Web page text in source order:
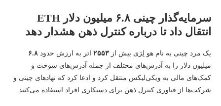
سرمایه‌گذار چینی ۶.۸ میلیون دلار ETH
انتقال داد تا درباره کنترل ذهن هشدار دهد
یک مرد چینی به نام هو لِژی بیش از ۲۵۵۳ اتر به ارزش حدود ۶.۸
میلیون دلار را به آدرس‌های مختلف از جمله آدرس‌های سوخت و
کمک‌های مالی به ویکی‌لیکس منتقل کرد و ادعا کرد که نهادهای چینی و
شرکت‌ها از فناوری کنترل ذهن برای دستکاری افراد استفاده می‌کنند.